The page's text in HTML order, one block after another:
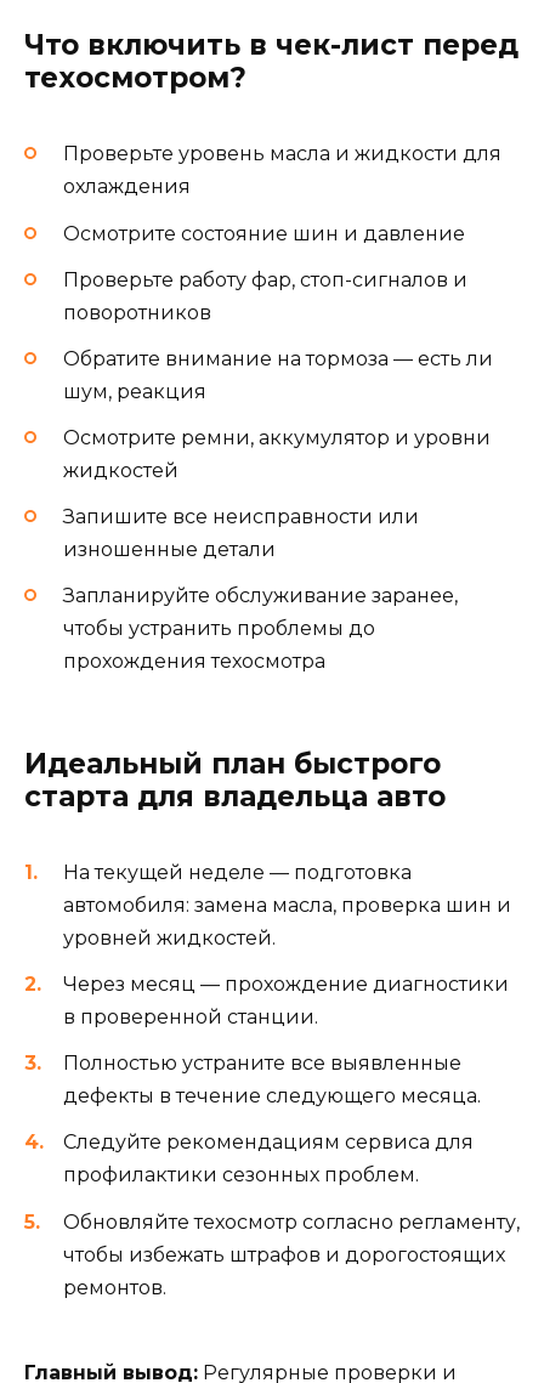
Что включить в чек-лист перед
техосмотром?
Проверьте уровень масла и жидкости для
охлаждения
Осмотрите состояние шин и давление
Проверьте работу фар, стоп-сигналов и
поворотников
Обратите внимание на тормоза — есть ли
шум, реакция
Осмотрите ремни, аккумулятор и уровни
жидкостей
Запишите все неисправности или
изношенные детали
Запланируйте обслуживание заранее,
чтобы устранить проблемы до
прохождения техосмотра
Идеальный план быстрого
старта для владельца авто
На текущей неделе — подготовка
автомобиля: замена масла, проверка шин и
уровней жидкостей.
Через месяц — прохождение диагностики
в проверенной станции.
Полностью устраните все выявленные
дефекты в течение следующего месяца.
Следуйте рекомендациям сервиса для
профилактики сезонных проблем.
Обновляйте техосмотр согласно регламенту,
чтобы избежать штрафов и дорогостоящих
ремонтов.
Главный вывод: Регулярные проверки и